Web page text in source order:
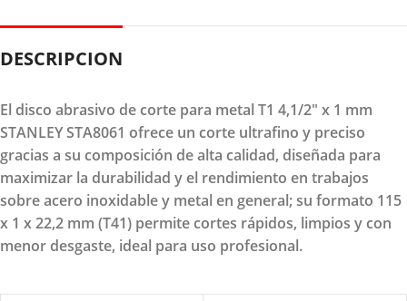
DESCRIPCION
El disco abrasivo de corte para metal T1 4,1/2" x 1 mm
STANLEY STA8061 ofrece un corte ultrafino y preciso
gracias a su composición de alta calidad, diseñada para
maximizar la durabilidad y el rendimiento en trabajos
sobre acero inoxidable y metal en general; su formato 115
x 1 x 22,2 mm (T41) permite cortes rápidos, limpios y con
menor desgaste, ideal para uso profesional.